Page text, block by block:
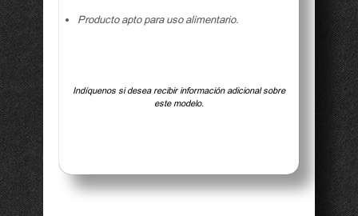
Producto apto para uso alimentario.
Indíquenos si desea recibir información adicional sobre
este modelo.